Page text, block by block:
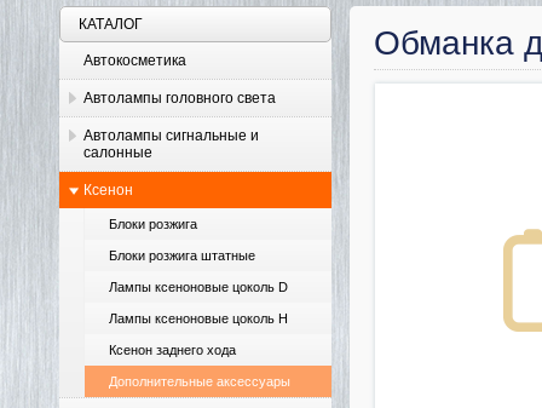
КАТАЛОГ
Автокосметика
Автолампы головного света
Автолампы сигнальные и
салонные
Ксенон
Блоки розжига
Блоки розжига штатные
Лампы ксеноновые цоколь D
Лампы ксеноновые цоколь H
Ксенон заднего хода
Дополнительные аксессуары
Обманка